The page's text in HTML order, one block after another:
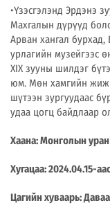
•Үзэсгэлэнд Эрдэнэ
Махгалын дүрүүд
Арван хангал
урлагийн музейгээс
XIX зууны шилдэг
юм. Мөн хамгийн
шүтээн зургуудаас
удаа цогц байдлаар
Хаана: Монголын
Хугацаа: 2024.04.15-
Цагийн хуваарь: